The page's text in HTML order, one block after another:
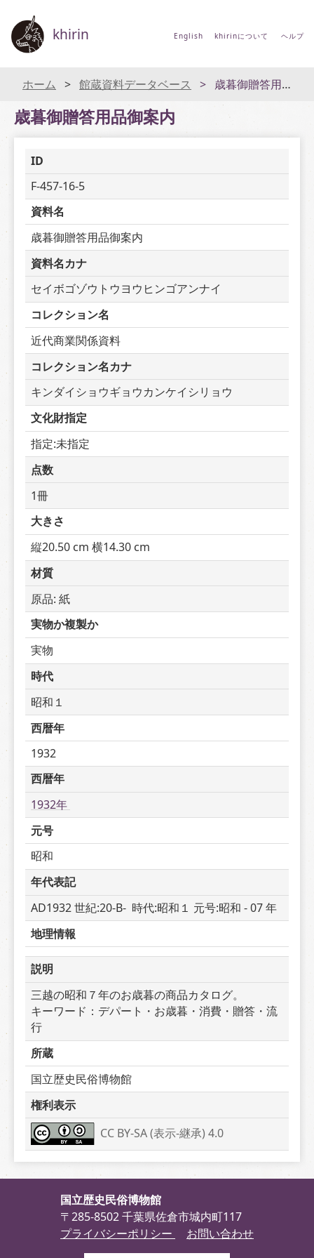
khirin English khirinについて ヘルプ
ホーム 館蔵資料データベース 歳暮御贈答用品御案内
歳暮御贈答用品御案内
ID
F-457-16-5
資料名
歳暮御贈答用品御案内
資料名カナ
セイボゴゾウトウヨウヒンゴアンナイ
コレクション名
近代商業関係資料
コレクション名カナ
キンダイショウギョウカンケイシリョウ
文化財指定
指定:未指定
点数
1冊
大きさ
縦20.50 cm 横14.30 cm
材質
原品: 紙
実物か複製か
実物
時代
昭和１
西暦年
1932
西暦年
1932年
元号
昭和
年代表記
AD1932 世紀:20-B-  時代:昭和１ 元号:昭和 - 07 年
地理情報
説明
三越の昭和７年のお歳暮の商品カタログ。
キーワード：デパート・お歳暮・消費・贈答・流
行
所蔵
国立歴史民俗博物館
権利表示
CC BY-SA (表示-継承) 4.0
国立歴史民俗博物館
〒285-8502 千葉県佐倉市城内町117
プライバシーポリシー
お問い合わせ